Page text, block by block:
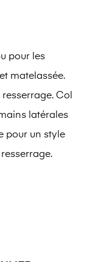
pour les
matelassée.
Col
latérales
pour un style
resserrage.